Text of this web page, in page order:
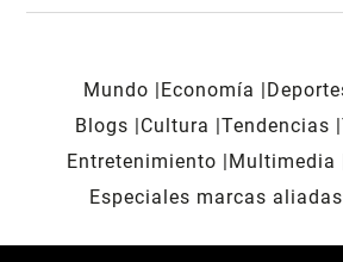
Mundo Economía
Blogs
Cultura Tendencias
Entretenimiento
Multimedia
Especiales marcas aliadas